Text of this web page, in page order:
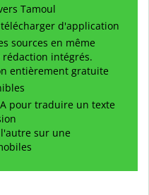
Tamoul
d'application
sources en même
intégrés.
entièrement gratuite
pour traduire un texte
sur une